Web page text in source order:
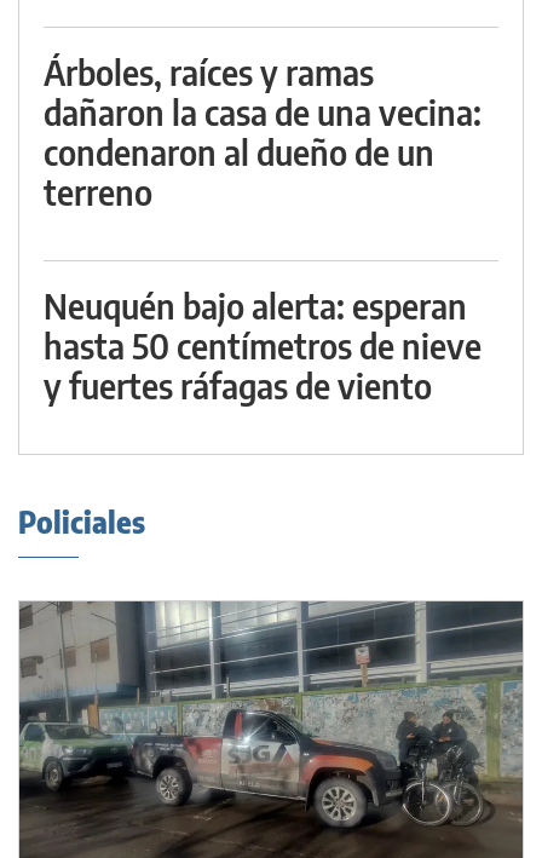
Árboles, raíces y ramas
dañaron la casa de una vecina:
condenaron al dueño de un
terreno
Neuquén bajo alerta: esperan
hasta 50 centímetros de nieve
y fuertes ráfagas de viento
Policiales